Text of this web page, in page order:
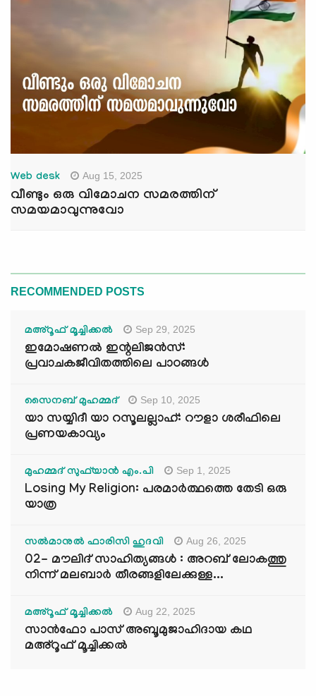
Web desk Aug 15, 2025
വീണ്ടും ഒരു വിമോചന സമരത്തിന്
സമയമാവുന്നുവോ
RECOMMENDED POSTS
മഅ്റൂഫ് മൂച്ചിക്കല്‍ Sep 29, 2025
ഇമോഷണൽ ഇന്റലിജൻസ്:
പ്രവാചകജീവിതത്തിലെ പാഠങ്ങൾ
സൈനബ് മുഹമ്മദ് Sep 10, 2025
യാ സയ്യിദീ യാ റസൂലല്ലാഹ്: റൗളാ ശരീഫിലെ
പ്രണയകാവ്യം
മുഹമ്മദ് സുഫ്‌യാൻ എം.പി Sep 1, 2025
Losing My Religion: പരമാർത്ഥത്തെ തേടി ഒരു
യാത്ര
സൽമാനുൽ ഫാരിസി ഹുദവി Aug 26, 2025
02- മൗലിദ് സാഹിത്യങ്ങൾ : അറബ് ലോകത്തു
നിന്ന് മലബാർ തീരങ്ങളിലേക്കുള്ള...
മഅ്റൂഫ് മൂച്ചിക്കല്‍ Aug 22, 2025
സാൻഫോ പാസ് അബൂമുജാഹിദായ കഥ
മഅ്റൂഫ് മൂച്ചിക്കല്‍